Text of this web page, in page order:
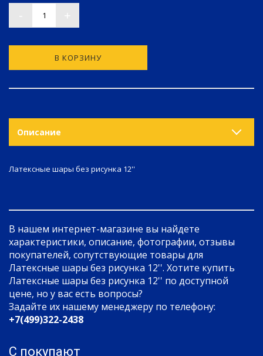
В КОРЗИНУ
Описание
Латексные шары без рисунка 12''
В нашем интернет-магазине вы найдете
характеристики, описание, фотографии, отзывы
покупателей, сопутствующие товары для
Латексные шары без рисунка 12''. Хотите купить
Латексные шары без рисунка 12'' по доступной
цене, но у вас есть вопросы?
Задайте их нашему менеджеру по телефону:
+7(499)322-2438
С покупают